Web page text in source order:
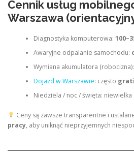
Cennik usług
Warszawa
Diagnostyka komputerowa:
Awaryjne odpalanie samochodu:
Wymiana akumulatora (robocizna):
Dojazd w Warszawie: często
Niedziela / noc / święta: niewielka
Ceny są zawsze transparentne i
pracy, aby uniknąć nieprzyjemnych